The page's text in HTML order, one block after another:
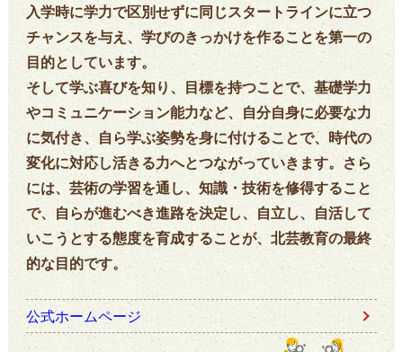
入学時に学力で区別せずに同じスタートラインに立つ
チャンスを与え、学びのきっかけを作ることを第一の
目的としています。
そして学ぶ喜びを知り、目標を持つことで、基礎学力
やコミュニケーション能力など、自分自身に必要な力
に気付き、自ら学ぶ姿勢を身に付けることで、時代の
変化に対応し活きる力へとつながっていきます。さら
には、芸術の学習を通し、知識・技術を修得すること
で、自らが進むべき進路を決定し、自立し、自活して
いこうとする態度を育成することが、北芸教育の最終
的な目的です。
公式ホームページ